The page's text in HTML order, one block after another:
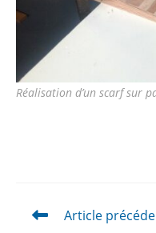
Réalisation d’un scarf sur
Article